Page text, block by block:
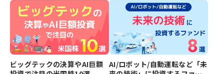
ビッグテックの決算やAI巨額
AI/ロボット/自動運転など「未